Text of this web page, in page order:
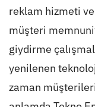
reklam hizmeti
müşteri
giydirme
yenilenen
zaman